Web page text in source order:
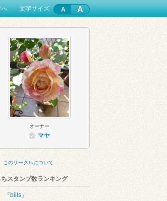
へ 文字サイズ A
オーナー
マヤ
このサークルについて
ちスタンプ数ランキング
『biils』